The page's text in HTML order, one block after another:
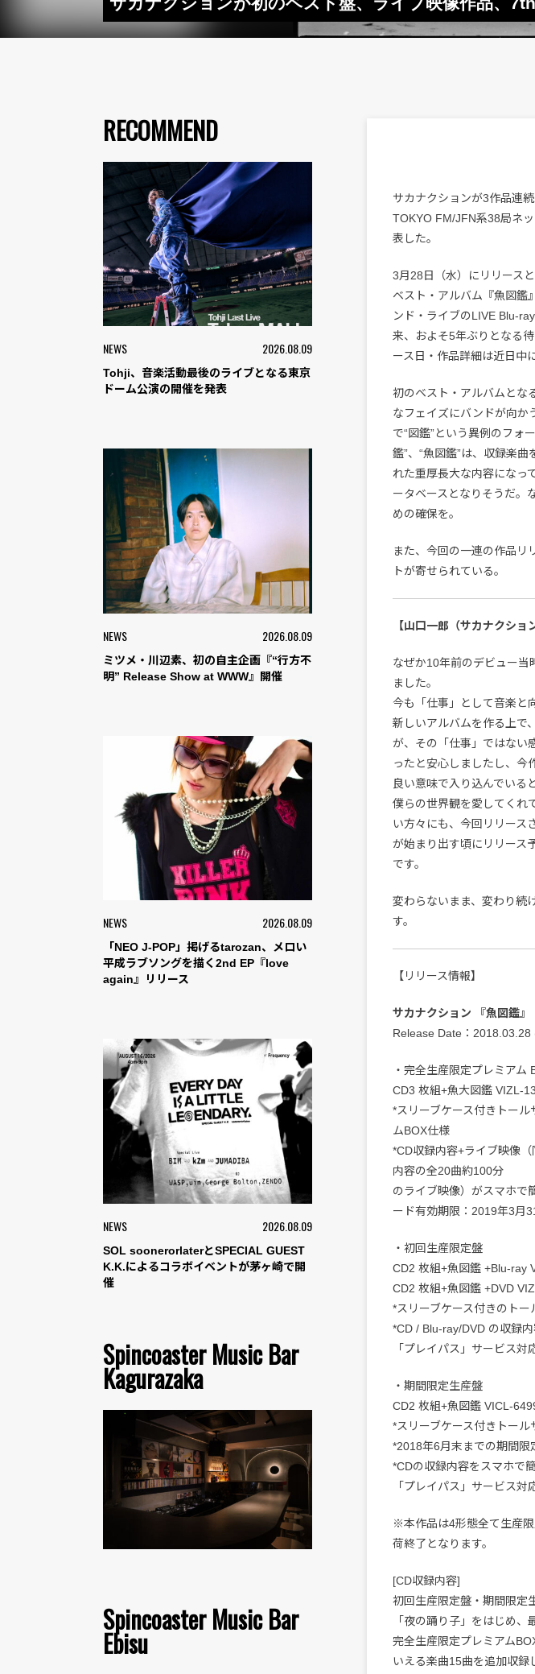
RECOMMEND
NEWS 2026.08.09
Tohji、音楽活動最後のライブとなる東京
ドーム公演の開催を発表
NEWS 2026.08.09
ミツメ・川辺素、初の自主企画『“行方不
明” Release Show at WWW』開催
NEWS 2026.08.09
「NEO J-POP」掲げるtarozan、メロい
平成ラブソングを描く2nd EP『love
again』リリース
NEWS 2026.08.09
SOL soonerorlaterとSPECIAL GUEST
K.K.によるコラボイベントが茅ヶ崎で開
催
Spincoaster Music Bar
Kagurazaka
Spincoaster Music Bar
Ebisu
サカナクションが3作品連
TOKYO FM/JFN系38局ネ
表した。
3月28日（水）にリリース
ベスト・アルバム『魚図鑑
ンド・ライブのLIVE Blu-
来、およそ5年ぶりとなる
ース日・作品詳細は近日中
初のベスト・アルバムとな
なフェイズにバンドが向か
で“図鑑”という異例のフォ
鑑”、“魚図鑑”は、収録楽
れた重厚長大な内容になっ
ータベースとなりそうだ。
めの確保を。
また、今回の一連の作品リ
トが寄せられている。
【山口一郎（サカナクショ
なぜか10年前のデビュー当
ました。
今も「仕事」として音楽と
新しいアルバムを作る上で
が、その「仕事」ではない
ったと安心しましたし、今
良い意味で入り込んでいる
僕らの世界観を愛してくれ
い方々にも、今回リリース
が始まり出す頃にリリース
です。
変わらないまま、変わり続
す。
【リリース情報】
サカナクション 『魚図鑑』
Release Date：2018.03.28
・完全生産限定プレミアム
CD3 枚組+魚大図鑑 VIZL-
*スリーブケース付きトー
ムBOX仕様
*CD収録内容+ライブ映像
内容の全20曲約100分
のライブ映像）がスマホで
ード有効期限：2019年3月
・初回生産限定盤
CD2 枚組+魚図鑑 +Blu-ray
CD2 枚組+魚図鑑 +DVD
*スリーブケース付きのトー
*CD / Blu-ray/DVD の収録
「プレイパス」サービス対
・期間限定生産盤
CD2 枚組+魚図鑑 VICL-
*スリーブケース付きトール
*2018年6月末までの期間限
*CDの収録内容をスマホで
「プレイパス」サービス対
※本作品は4形態全て生産
荷終了となります。
[CD収録内容]
初回生産限定盤・期間限定
「夜の踊り子」をはじめ
完全生産限定プレミアム
いえる楽曲15曲を追加収録